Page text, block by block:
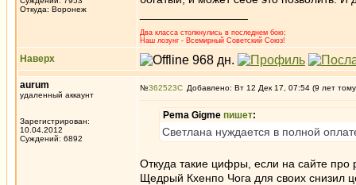
Откуда: Воронеж
Два класса столкнулись в последнем бою;
Наш лозунг - Всемирный Советский Союз!
Наверх
aurum
удаленный аккаунт
Зарегистрирован:
10.04.2012
Суждений: 6892
№362523 Добавлено: Вт 12 Дек 17, 07:54 (9 лет
Pema Gigme пишет:
Светлана нуждается в полной
Откуда такие цифры, если на сайте про
Щедрый Кхенпо Чога для своих снизил